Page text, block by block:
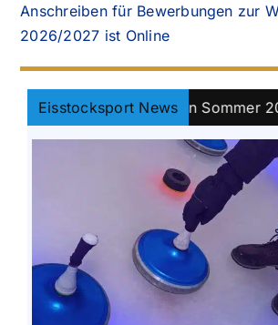
Anschreiben für Bewerbungen zur
2026/2027 ist Online
Eisstocksport News
Bayernpokal Damen Sommer 2026